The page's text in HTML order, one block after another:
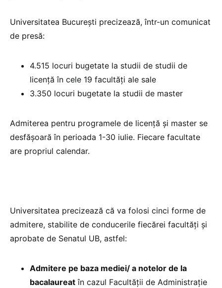
Universitatea București precizează, într-un comunicat
de presă:
4.515 locuri bugetate la studii de studii de
licență în cele 19 facultăți ale sale
3.350 locuri bugetate la studii de master
Admiterea pentru programele de licență și master se
desfășoară în perioada 1-30 iulie. Fiecare facultate
are propriul calendar.
Universitatea precizează că va folosi cinci forme de
admitere, stabilite de conducerile fiecărei facultăți și
aprobate de Senatul UB, astfel:
Admitere pe baza mediei/ a notelor de la
bacalaureat în cazul Facultății de Administrație